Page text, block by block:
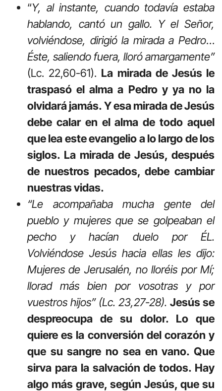
“Y, al instante, cuando todavía estaba
hablando, cantó un gallo. Y el Señor,
volviéndose, dirigió la mirada a Pedro…
Éste, saliendo fuera, lloró amargamente”
(Lc. 22,60-61). La mirada de Jesús le
traspasó el alma a Pedro y ya no la
olvidará jamás. Y esa mirada de Jesús
debe calar en el alma de todo aquel
que lea este evangelio a lo largo de los
siglos. La mirada de Jesús, después
de nuestros pecados, debe cambiar
nuestras vidas.
“Le acompañaba mucha gente del
pueblo y mujeres que se golpeaban el
pecho y hacían duelo por ÉL.
Volviéndose Jesús hacia ellas les dijo:
Mujeres de Jerusalén, no lloréis por Mí;
llorad más bien por vosotras y por
vuestros hijos” (Lc. 23,27-28). Jesús se
despreocupa de su dolor. Lo que
quiere es la conversión del corazón y
que su sangre no sea en vano. Que
sirva para la salvación de todos. Hay
algo más grave, según Jesús, que su